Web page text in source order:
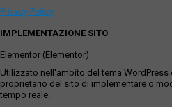
Privacy Policy
IMPLEMENTAZIONE SITO
Elementor (Elementor)
Utilizzato nell'ambito del tema WordPress
proprietario del sito di implementare o
tempo reale.